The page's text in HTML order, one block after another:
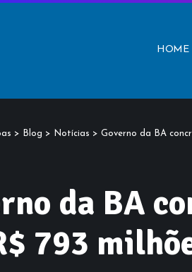
HOME
> Blog > Notícias > Governo da BA
da BA
793